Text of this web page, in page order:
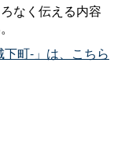
なく伝える内容
町-」は、こちら